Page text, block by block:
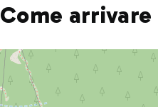
Come arrivare